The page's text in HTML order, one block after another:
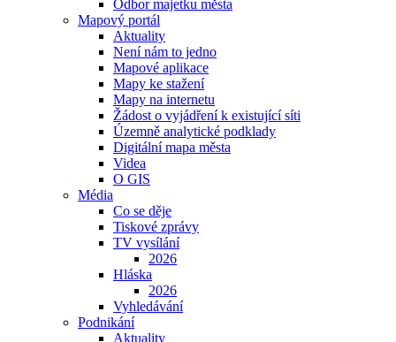
Odbor majetku města
Mapový portál
Aktuality
Není nám to jedno
Mapové aplikace
Mapy ke stažení
Mapy na internetu
Žádost o vyjádření k existující síti
Územně analytické podklady
Digitální mapa města
Videa
O GIS
Média
Co se děje
Tiskové zprávy
TV vysílání
2026
Hláska
2026
Vyhledávání
Podnikání
Aktuality